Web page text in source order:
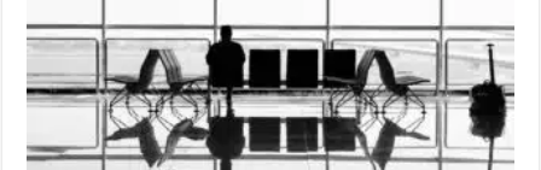
Rechte
haben
Sie
als
Fluggast